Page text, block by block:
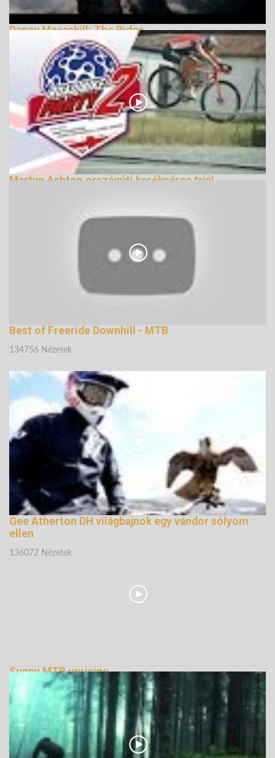
Danny Macaskill: The Ridge
170691 Nézetek
Martyn Ashton országúti kerékpáros triál
Best of Freeride Downhill - MTB
134756 Nézetek
Gee Atherton DH világbajnok egy vándor sólyom
ellen
136072 Nézetek
Sunny MTB uprising...
135184 Nézetek